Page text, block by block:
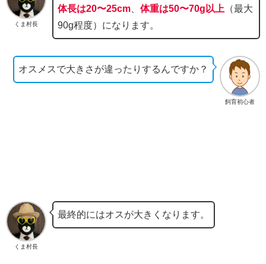
くま村長
体長は20〜25cm 、体重は50〜70g以上 （最大
90g程度）になります。
飼育初心者
オスメスで大きさが違ったりするんですか？
くま村長
最終的にはオスが大きくなります。